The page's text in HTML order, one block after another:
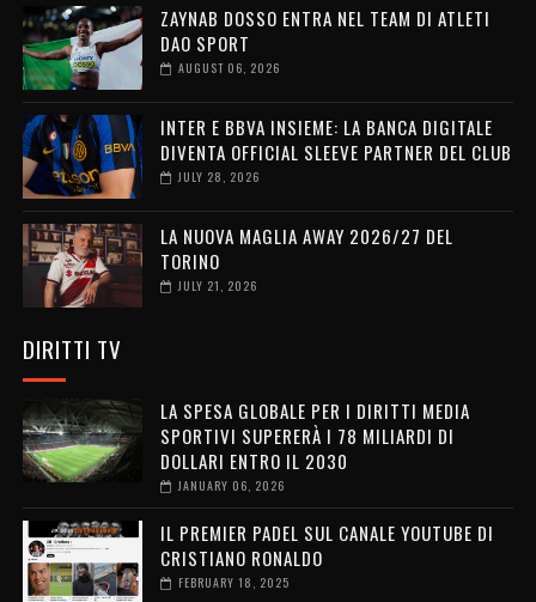
ZAYNAB DOSSO ENTRA NEL TEAM DI ATLETI
DAO SPORT
AUGUST 06, 2026
INTER E BBVA INSIEME: LA BANCA DIGITALE
DIVENTA OFFICIAL SLEEVE PARTNER DEL CLUB
JULY 28, 2026
LA NUOVA MAGLIA AWAY 2026/27 DEL
TORINO
JULY 21, 2026
DIRITTI TV
LA SPESA GLOBALE PER I DIRITTI MEDIA
SPORTIVI SUPERERÀ I 78 MILIARDI DI
DOLLARI ENTRO IL 2030
JANUARY 06, 2026
IL PREMIER PADEL SUL CANALE YOUTUBE DI
CRISTIANO RONALDO
FEBRUARY 18, 2025